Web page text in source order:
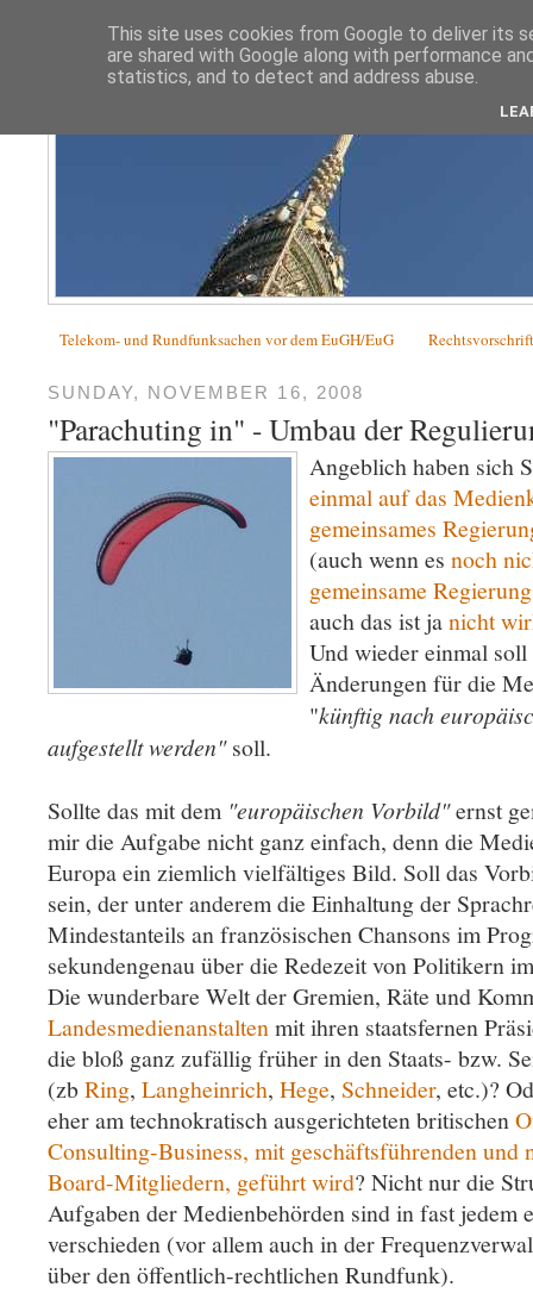
Telekom- und Rundfunksachen vor dem EuGH/EuG
SUNDAY, NOVEMBER 16, 2008
"Parachuting in" - Umbau der
Angeblich haben sich
einmal auf das
gemeinsames
(auch wenn es noch
gemeinsame
auch das ist janicht
Und wieder einmal soll
Änderungen für die
"künftig nach
aufgestellt werden"soll.
Sollte das mit dem "europäischen Vorbild"ernst
mir die Aufgabe nicht ganz einfach, denn die
Europa ein ziemlich vielfältiges Bild. Soll das
sein, der unter anderem die Einhaltung der
Mindestanteils an französischen Chansons im
sekundengenau über die Redezeit von Politikern
Die wunderbare Welt der Gremien, Räte und
Landesmedienanstaltenmit ihren staatsfernen
die bloß ganz zufällig früher in den Staats- bzw.
(zbRing, Langheinrich, Hege, Schneider, etc.)?
eher am technokratisch ausgerichteten britischen
Consulting-Business, mit geschäftsführenden und
Board-Mitgliedern, geführt wird? Nicht nur die
Aufgaben der Medienbehörden sind in fast jedem
verschieden (vor allem auch in der
über den öffentlich-rechtlichen Rundfunk).
This site uses cookies from Google to deliver its
are shared with Google along with performance
statistics, and to detect and address abuse.